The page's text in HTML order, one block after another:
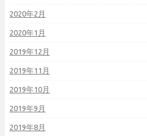
2020年2月
2020年1月
2019年12月
2019年11月
2019年10月
2019年9月
2019年8月